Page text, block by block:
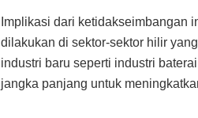
Implikasi dari ketidakseimbangan
dilakukan di sektor-sektor hilir
industri baru seperti industri
jangka panjang untuk